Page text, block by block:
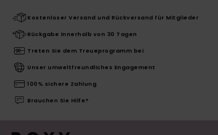
Kostenloser Versand und Rückversand für Mitglieder
Rückgabe innerhalb von 30 Tagen
Treten Sie dem Treueprogramm bei
Unser umweltfreundliches Engagement
100% sichere Zahlung
Brauchen Sie Hilfe?